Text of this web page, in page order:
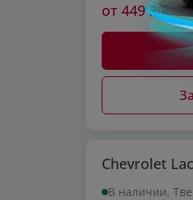
от 449 300 ₽*
Chevrolet
В наличии,